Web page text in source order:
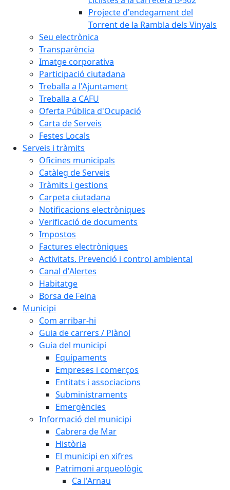
Projecte d'endegament del
Torrent de la Rambla dels Vinyals
Seu electrònica
Transparència
Imatge corporativa
Participació ciutadana
Treballa a l'Ajuntament
Treballa a CAFU
Oferta Pública d'Ocupació
Carta de Serveis
Festes Locals
Serveis i tràmits
Oficines municipals
Catàleg de Serveis
Tràmits i gestions
Carpeta ciutadana
Notificacions electròniques
Verificació de documents
Impostos
Factures electròniques
Activitats. Prevenció i control ambiental
Canal d'Alertes
Habitatge
Borsa de Feina
Municipi
Com arribar-hi
Guia de carrers / Plànol
Guia del municipi
Equipaments
Empreses i comerços
Entitats i associacions
Subministraments
Emergències
Informació del municipi
Cabrera de Mar
Història
El municipi en xifres
Patrimoni arqueològic
Ca l'Arnau